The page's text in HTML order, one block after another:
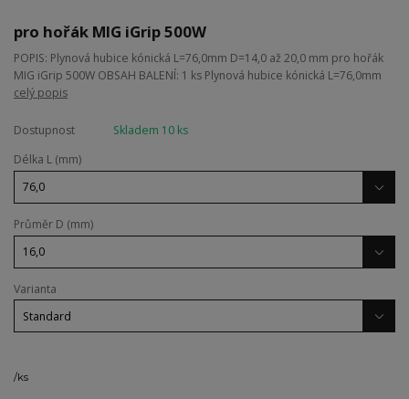
pro hořák MIG iGrip 500W
POPIS: Plynová hubice kónická L=76,0mm D=14,0 až 20,0 mm pro hořák
MIG iGrip 500W OBSAH BALENÍ: 1 ks Plynová hubice kónická L=76,0mm
celý popis
Dostupnost
Skladem 10 ks
Délka L (mm)
Průměr D (mm)
Varianta
/ks